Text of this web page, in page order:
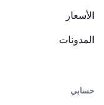
الأسعار
المدونات
حسابي